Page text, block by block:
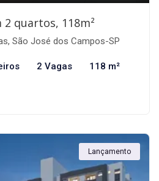
2 quartos, 118m²
São José dos Campos-SP
2 Vagas 118 m²
Lançamento